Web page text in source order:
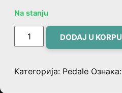
Na stanju
DODAJ U KORPU
Категорија: Pedale Ознака: